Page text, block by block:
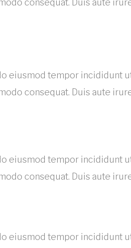
consequat. Duis aute
eiusmod tempor incididunt
consequat. Duis aute
eiusmod tempor incididunt
consequat. Duis aute
eiusmod tempor incididunt